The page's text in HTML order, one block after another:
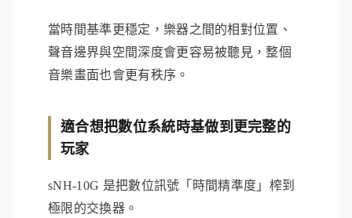
當時間基準更穩定，樂器之間的相對位置、
聲音邊界與空間深度會更容易被聽見，整個
音樂畫面也會更有秩序。
適合想把數位系統時基做到更完整的
玩家
sNH-10G 是把數位訊號「時間精準度」榨到
極限的交換器。